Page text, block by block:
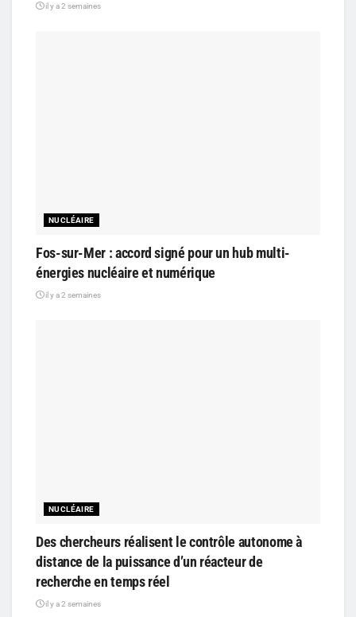
il y a 2 semaines
NUCLÉAIRE
Fos-sur-Mer : accord signé pour un hub multi-
énergies nucléaire et numérique
il y a 2 semaines
NUCLÉAIRE
Des chercheurs réalisent le contrôle autonome à
distance de la puissance d’un réacteur de
recherche en temps réel
il y a 2 semaines